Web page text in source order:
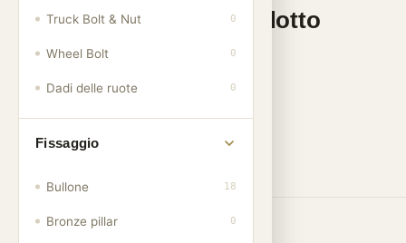
Categorie di prodotto
FILTRO
Truck Bolt & Nut 0
Wheel Bolt 0
Dadi delle ruote 0
Fissaggio
Bullone 18
Bronze pillar 0